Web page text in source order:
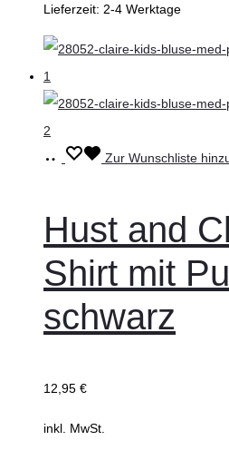
werden
Lieferzeit: 2-4 Werktage
Ausführung
Dieses
mehrere
Varianten
auf.
Die
der
Zur Wunschliste
Hust and
Shirt mit
schwarz
12,95 €
inkl. MwSt.